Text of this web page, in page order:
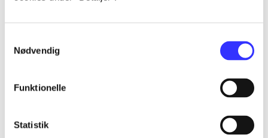
Nødvendig
Funktionelle
Statistik
...